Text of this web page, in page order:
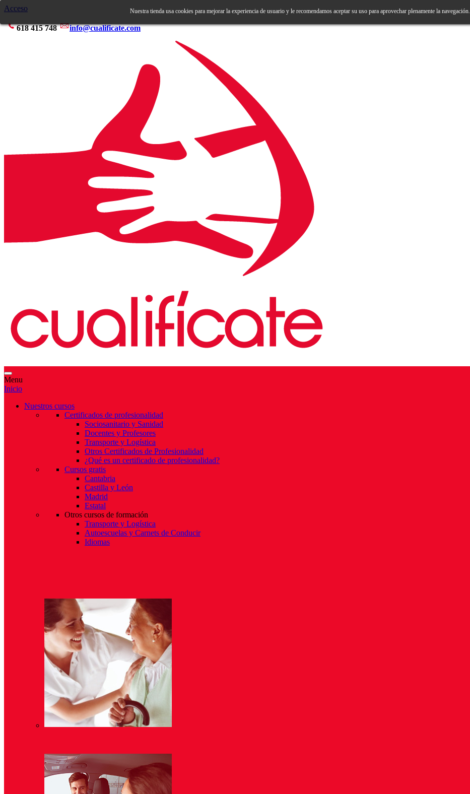
Acceso
618 415 748 info@cualificate.com
Nuestra tienda usa cookies para mejorar la experiencia de usuario y le recomendamos aceptar su uso para aprovechar plenamente la navegación.
Menu
Inicio
Nuestros cursos
Certificados de profesionalidad
Sociosanitario y Sanidad
Docentes y Profesores
Transporte y Logística
Otros Certificados de Profesionalidad
¿Qué es un certificado de profesionalidad?
Cursos gratis
Cantabria
Castilla y León
Madrid
Estatal
Otros cursos de formación
Transporte y Logística
Autoescuelas y Carnets de Conducir
Idiomas